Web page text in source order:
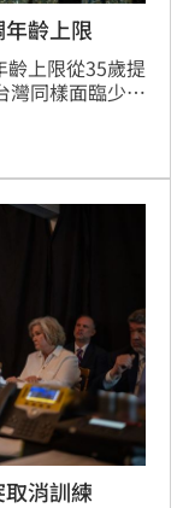
齡上限
齡上限從35歲提
灣同樣面臨少子
人才納入部
消訓練